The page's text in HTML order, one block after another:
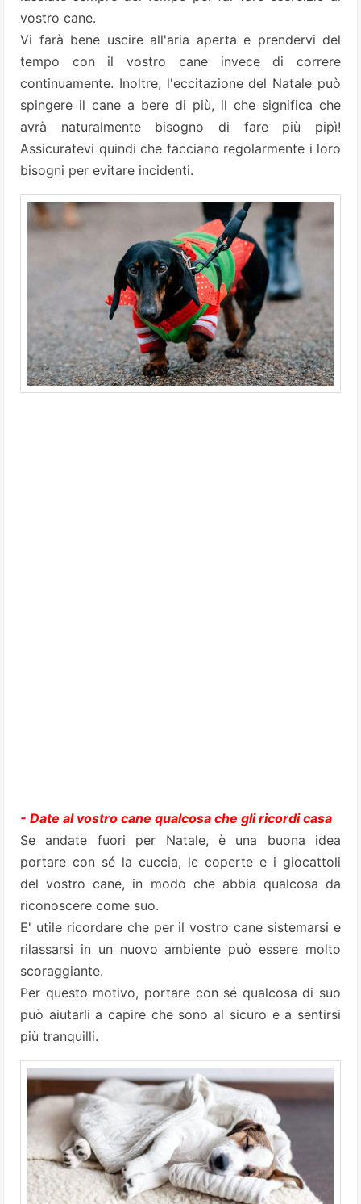
vostro cane.
Vi farà bene uscire all'aria aperta e prendervi del
tempo con il vostro cane invece di correre
continuamente. Inoltre, l'eccitazione del Natale può
spingere il cane a bere di più, il che significa che
avrà naturalmente bisogno di fare più pipì!
Assicuratevi quindi che facciano regolarmente i loro
bisogni per evitare incidenti.
- Date al vostro cane qualcosa che gli ricordi casa
Se andate fuori per Natale, è una buona idea
portare con sé la cuccia, le coperte e i giocattoli
del vostro cane, in modo che abbia qualcosa da
riconoscere come suo.
E' utile ricordare che per il vostro cane sistemarsi e
rilassarsi in un nuovo ambiente può essere molto
scoraggiante.
Per questo motivo, portare con sé qualcosa di suo
può aiutarli a capire che sono al sicuro e a sentirsi
più tranquilli.